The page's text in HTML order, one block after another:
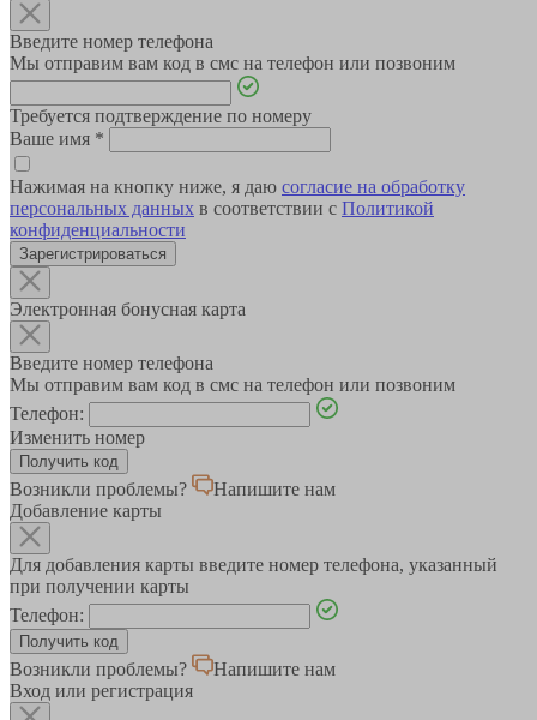
Введите номер телефона
Мы отправим вам код в смс на телефон или позвоним
Требуется подтверждение по номеру
Ваше имя *
Нажимая на кнопку ниже, я даю согласие на обработку
персональных данных в соответствии с Политикой
конфиденциальности
Зарегистрироваться
Электронная бонусная карта
Введите номер телефона
Мы отправим вам код в смс на телефон или позвоним
Телефон:
Изменить номер
Возникли проблемы?
Напишите нам
Добавление карты
Для добавления карты введите номер телефона, указанный
при получении карты
Телефон:
Возникли проблемы?
Напишите нам
Вход или регистрация